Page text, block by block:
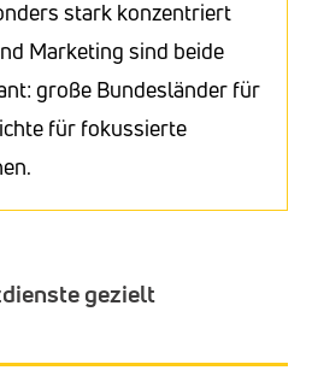
stark konzentriert
Marketing sind beide
große Bundesländer für
für fokussierte
gezielt